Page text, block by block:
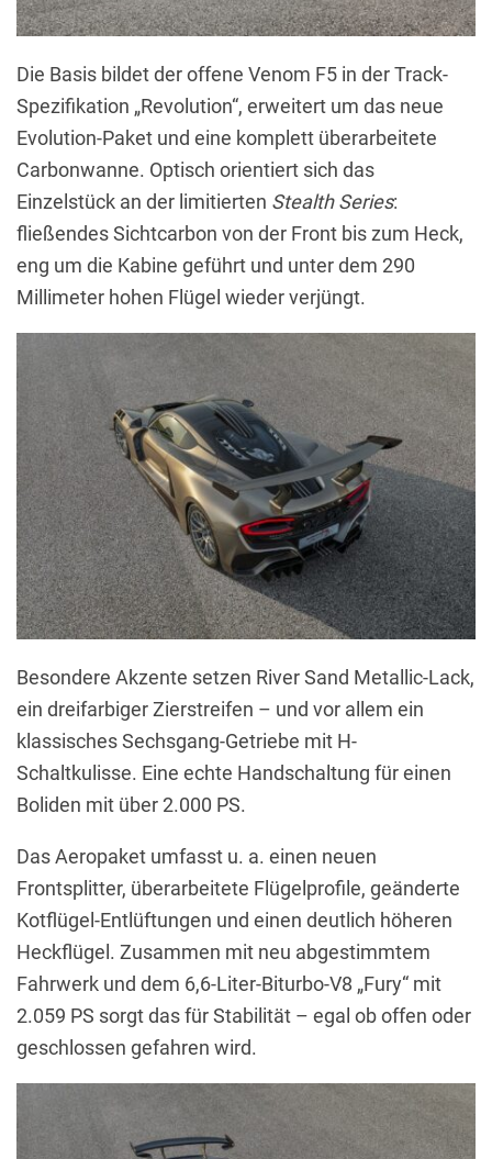
Die Basis bildet der offene Venom F5 in der Track-
Spezifikation „Revolution“, erweitert um das neue
Evolution-Paket und eine komplett überarbeitete
Carbonwanne. Optisch orientiert sich das
Einzelstück an der limitierten Stealth Series:
fließendes Sichtcarbon von der Front bis zum Heck,
eng um die Kabine geführt und unter dem 290
Millimeter hohen Flügel wieder verjüngt.
Besondere Akzente setzen River Sand Metallic-Lack,
ein dreifarbiger Zierstreifen – und vor allem ein
klassisches Sechsgang-Getriebe mit H-
Schaltkulisse. Eine echte Handschaltung für einen
Boliden mit über 2.000 PS.
Das Aeropaket umfasst u. a. einen neuen
Frontsplitter, überarbeitete Flügelprofile, geänderte
Kotflügel-Entlüftungen und einen deutlich höheren
Heckflügel. Zusammen mit neu abgestimmtem
Fahrwerk und dem 6,6-Liter-Biturbo-V8 „Fury“ mit
2.059 PS sorgt das für Stabilität – egal ob offen oder
geschlossen gefahren wird.